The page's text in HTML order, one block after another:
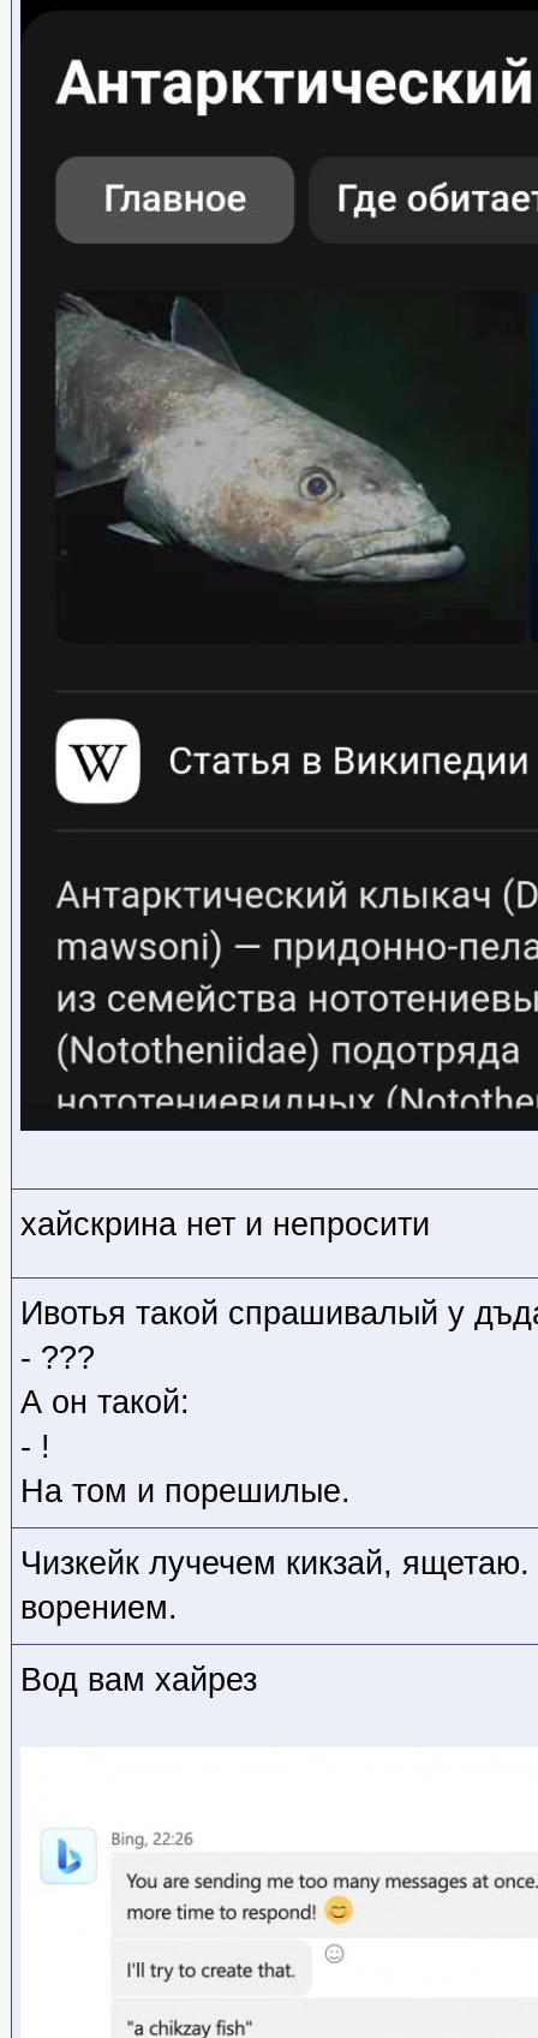
хайскрина нет и непросити
Ивотья такой спрашивалый у
- ???
А он такой:
- !
На том и порешилые.
Чизкейк лучечем кикзай,
ворением.
Вод вам хайрез